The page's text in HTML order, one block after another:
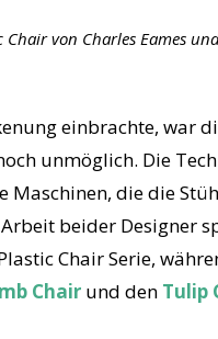
Chair von Charles Eames
einbrachte, war
unmöglich. Die
die die
beider Designer
Chair Serie,
Chair und den Tulip